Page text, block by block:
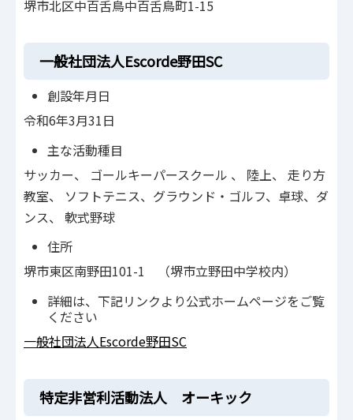
堺市北区中百舌鳥中百舌鳥町1-15
一般社団法人Escorde野田SC
創設年月日
令和6年3月31日
主な活動種目
サッカー、 ゴールキーパースクール 、 陸上、 走り方
教室、 ソフトテニス、グラウンド・ゴルフ、卓球、ダ
ンス、 軟式野球
住所
堺市東区南野田101-1 （堺市立野田中学校内）
詳細は、下記リンクより公式ホームページをご覧
ください
一般社団法人Escorde野田SC
特定非営利活動法人 オーキック